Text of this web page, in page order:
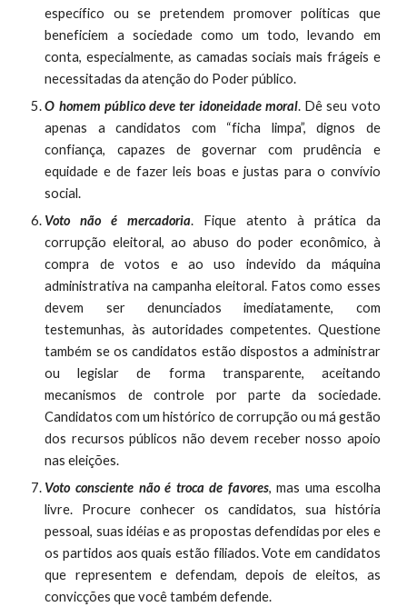
específico ou se pretendem promover políticas que
beneficiem a sociedade como um todo, levando em
conta, especialmente, as camadas sociais mais frágeis e
necessitadas da atenção do Poder público.
O homem público deve ter idoneidade moral. Dê seu voto
apenas a candidatos com “ficha limpa”, dignos de
confiança, capazes de governar com prudência e
equidade e de fazer leis boas e justas para o convívio
social.
Voto não é mercadoria. Fique atento à prática da
corrupção eleitoral, ao abuso do poder econômico, à
compra de votos e ao uso indevido da máquina
administrativa na campanha eleitoral. Fatos como esses
devem ser denunciados imediatamente, com
testemunhas, às autoridades competentes. Questione
também se os candidatos estão dispostos a administrar
ou legislar de forma transparente, aceitando
mecanismos de controle por parte da sociedade.
Candidatos com um histórico de corrupção ou má gestão
dos recursos públicos não devem receber nosso apoio
nas eleições.
Voto consciente não é troca de favores, mas uma escolha
livre. Procure conhecer os candidatos, sua história
pessoal, suas idéias e as propostas defendidas por eles e
os partidos aos quais estão filiados. Vote em candidatos
que representem e defendam, depois de eleitos, as
convicções que você também defende.